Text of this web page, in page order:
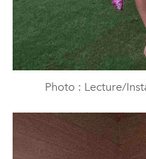
Photo : Lecture/